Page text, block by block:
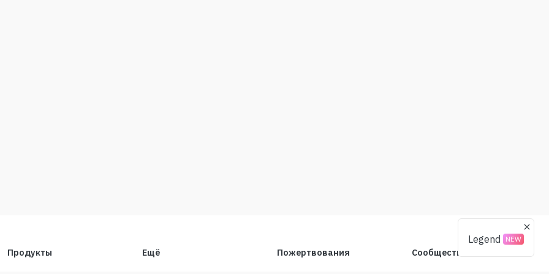
Legend NEW
Продукты Ещё Пожертвования Сообщество